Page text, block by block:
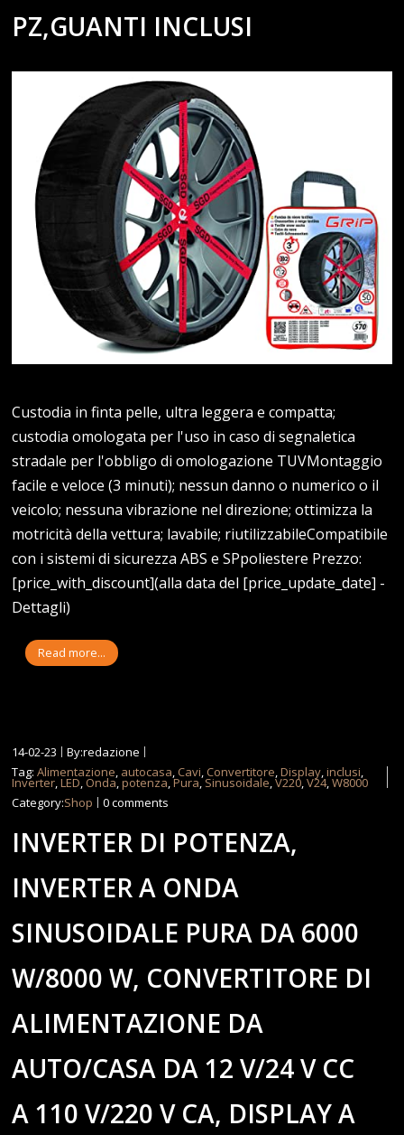
PZ,GUANTI INCLUSI
Custodia in finta pelle, ultra leggera e compatta;
custodia omologata per l'uso in caso di segnaletica
stradale per l'obbligo di omologazione TUVMontaggio
facile e veloce (3 minuti); nessun danno o numerico o il
veicolo; nessuna vibrazione nel direzione; ottimizza la
motricità della vettura; lavabile; riutilizzabileCompatibile
con i sistemi di sicurezza ABS e SPpoliestere Prezzo:
[price_with_discount](alla data del [price_update_date] -
Dettagli)
Read more...
14-02-23
By:redazione
Tag:Alimentazione, autocasa, Cavi, Convertitore,Display,inclusi,
Inverter,LED, Onda,potenza,Pura,Sinusoidale,V220,V24,W8000
Category:Shop 0 comments
INVERTER DI POTENZA,
INVERTER A ONDA
SINUSOIDALE PURA DA 6000
W/8000 W, CONVERTITORE DI
ALIMENTAZIONE DA
AUTO/CASA DA 12 V/24 V CC
A 110 V/220 V CA, DISPLAY A